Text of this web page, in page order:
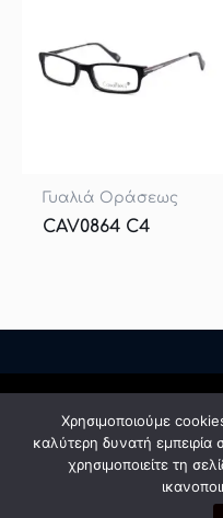
Γυαλιά Οράσεως
CAV0864 C4
©
Designed &
Πολιτική
Χρησιμοποιούμε
καλύτερη δυνατή εμπειρία
χρησιμοποιείτε τη